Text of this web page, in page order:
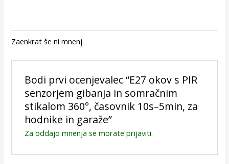
Zaenkrat še ni mnenj.
Bodi prvi ocenjevalec “E27 okov s PIR
senzorjem gibanja in somračnim
stikalom 360°, časovnik 10s–5min, za
hodnike in garaže”
Za oddajo mnenja se morate prijaviti.